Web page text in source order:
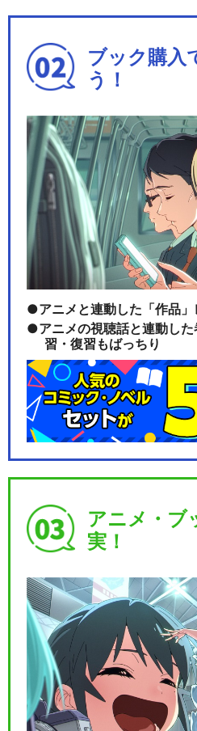
き
き
ズ
ズ
き
ズ
き
劇
ー
劇
説
閉じる
ブック購入
う！
アニメと連動した「作品
アニメの視聴話と連動し
習・復習もばっちり
アニメ・ブ
実！